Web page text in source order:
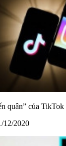
quân” của
12/2020